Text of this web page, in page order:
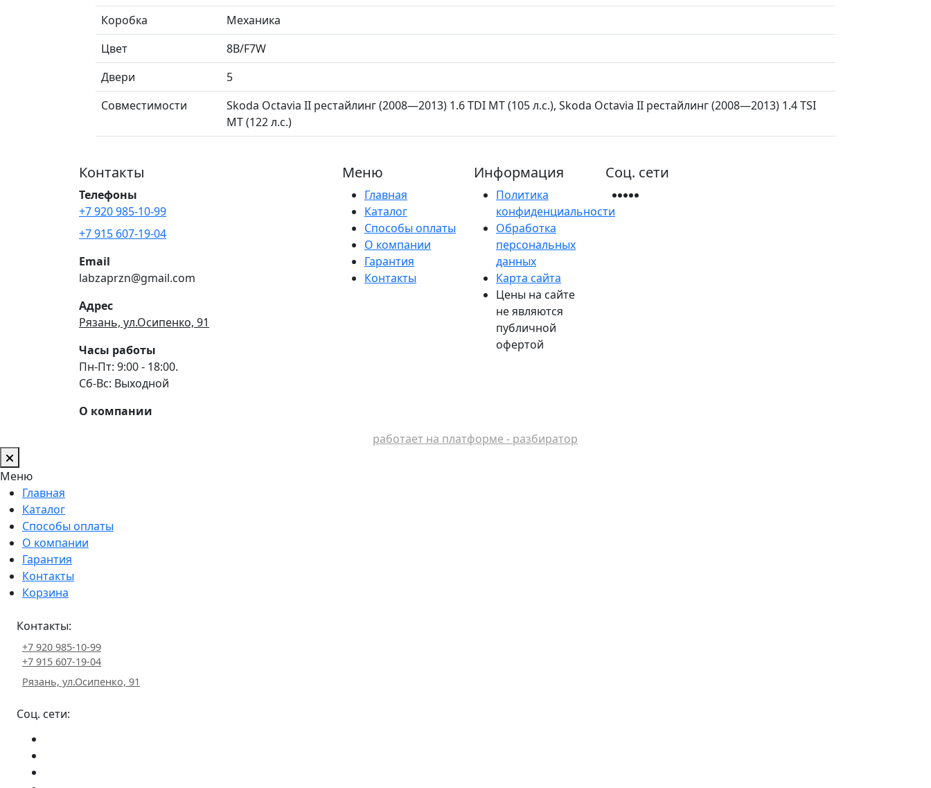
Коробка
Механика
Цвет
8B/F7W
Двери
5
Совместимости
Skoda Octavia II рестайлинг (2008—2013) 1.6 TDI MT (105 л.с.), Skoda Octavia II рестайлинг (2008—2013) 1.4 TSI
MT (122 л.с.)
Контакты
Телефоны
+7 920 985-10-99
+7 915 607-19-04
Email
labzaprzn@gmail.com
Адрес
Рязань, ул.Осипенко, 91
Часы работы
Пн-Пт: 9:00 - 18:00.
Сб-Вс: Выходной
О компании
Меню
Главная
Каталог
Способы оплаты
О компании
Гарантия
Контакты
Информация
Политика
конфиденциальности
Обработка
персональных
данных
Карта сайта
Цены на сайте
не являются
публичной
офертой
Соц. сети
работает на платформе - разбиратор
Меню
Главная
Каталог
Способы оплаты
О компании
Гарантия
Контакты
Корзина
Контакты:
+7 920 985-10-99
+7 915 607-19-04
Рязань, ул.Осипенко, 91
Соц. сети: